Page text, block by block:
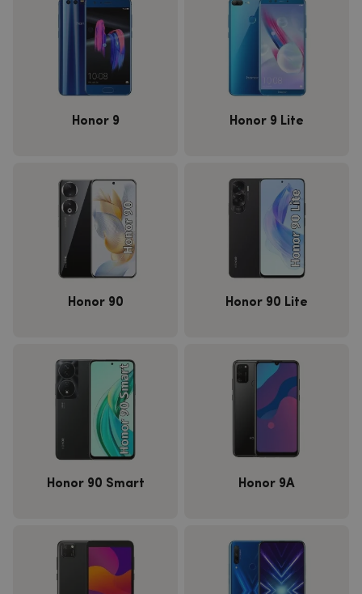
Honor 9 Honor 9 Lite
Honor 90 Honor 90 Lite
Honor 90 Smart Honor 9A